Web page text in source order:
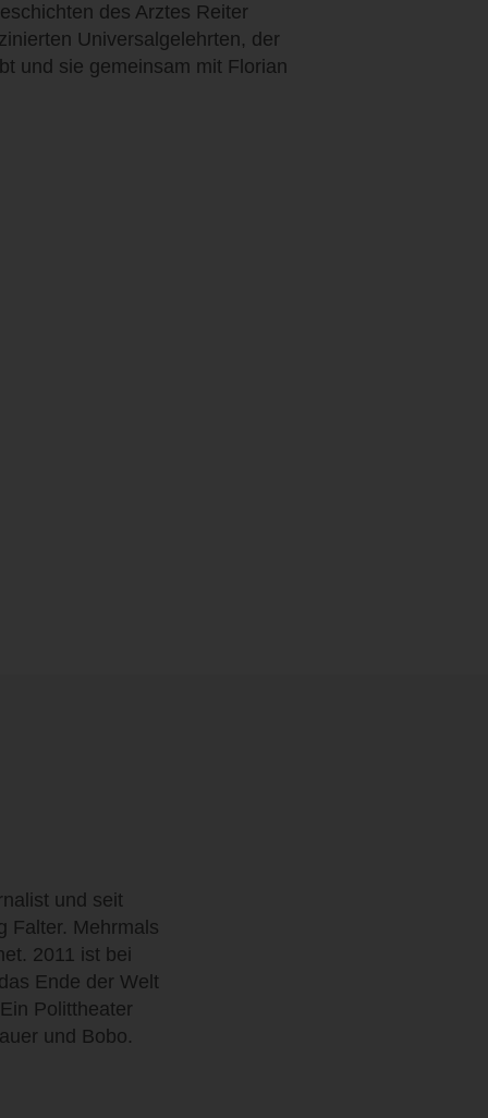
des Arztes Reiter
Universalgelehrten, der
und sie gemeinsam mit Florian
und seit
Falter. Mehrmals
2011 ist bei
Ende der Welt
Polittheater
und Bobo.